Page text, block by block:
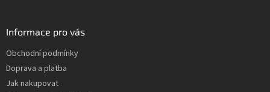
Informace pro vás
Obchodní podmínky
Doprava a platba
Jak nakupovat